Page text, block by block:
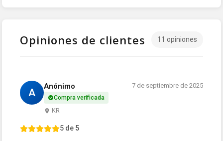
Opiniones de clientes 11 opiniones
A
Anónimo
Compra verificada
KR
7 de septiembre de 2025
5 de 5